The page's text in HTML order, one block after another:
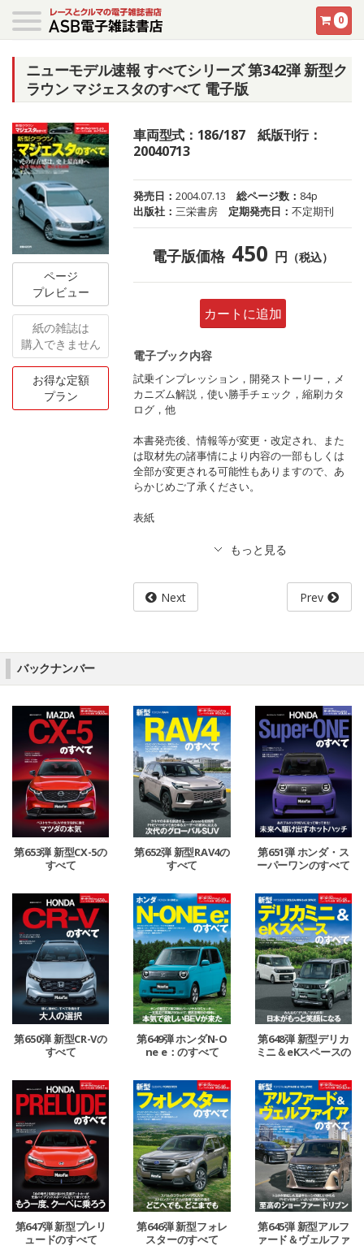
0
ニューモデル速報 すべてシリーズ 第342弾 新型ク
ラウン マジェスタのすべて 電子版
ページ
プレビュー
紙の雑誌は
購入できません
お得な定額
プラン
車両型式：186/187 紙版刊行：
20040713
発売日：2004.07.13 総ページ数： 84p
出版社：三栄書房 定期発売日：不定期刊
電子版価格 450 円 （税込）
カートに追加
電子ブック内容
試乗インプレッション，開発ストーリー，メ
カニズム解説，使い勝手チェック，縮刷カタ
ログ，他
本書発売後、情報等が変更・改定され、また
は取材先の諸事情により内容の一部もしくは
全部が変更される可能性もありますので、あ
らかじめご了承ください。
表紙
Next Prev
バックナンバー
第653弾 新型CX-5の
すべて
第652弾 新型RAV4の
すべて
第651弾 ホンダ・ス
ーパーワンのすべて
第650弾 新型CR-Vの
すべて
第649弾 ホンダN-O
ne e：のすべて
第648弾 新型デリカ
ミニ＆eKスペースの
第647弾 新型プレリ
ュードのすべて
第646弾 新型フォレ
スターのすべて
第645弾 新型アルフ
ァード＆ヴェルファ